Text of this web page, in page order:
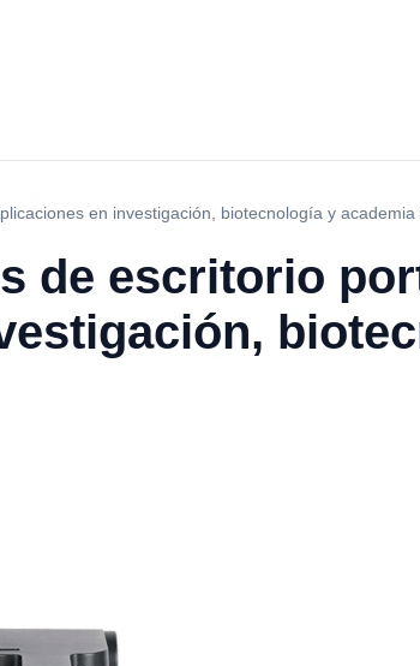
en investigación, biotecnología y academia
de escritorio